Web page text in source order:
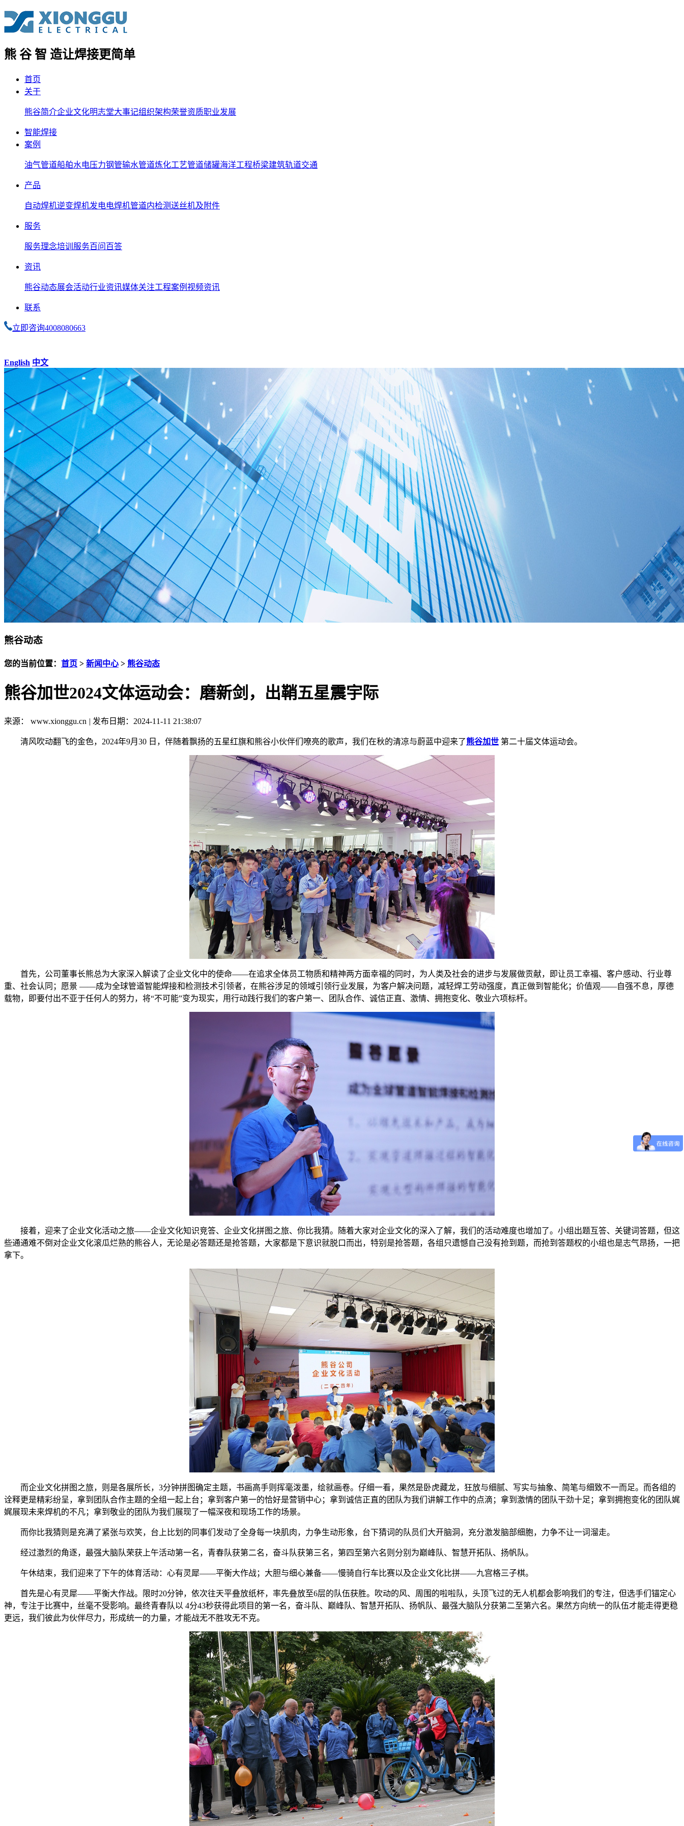
熊 谷 智 造让焊接更简单
首页
关于
熊谷简介企业文化明志堂大事记组织架构荣誉资质职业发展
智能焊接
案例
油气管道船舶水电压力钢管输水管道炼化工艺管道储罐海洋工程桥梁建筑轨道交通
产品
自动焊机逆变焊机发电电焊机管道内检测送丝机及附件
服务
服务理念培训服务百问百答
资讯
熊谷动态展会活动行业资讯媒体关注工程案例 视频资讯
联系
立即咨询4008080663
English 中文
熊谷动态
您的当前位置： 首页 > 新闻中心 > 熊谷动态
熊谷加世2024文体运动会：磨新剑，出鞘五星震宇际
来源： www.xionggu.cn | 发布日期：2024-11-11 21:38:07
清风吹动翻飞的金色，2024年9月30 日，伴随着飘扬的五星红旗和熊谷小伙伴们嘹亮的歌声，我们在秋的清凉与蔚蓝中迎来了熊谷加世 第二十届文体运动会。
首先，公司董事长熊总为大家深入解读了企业文化中的使命——在追求全体员工物质和精神两方面幸福的同时，为人类及社会的进步与发展做贡献，即让员工幸福、客户感动、行业尊
重、社会认同；愿景 ——成为全球管道智能焊接和检测技术引领者，在熊谷涉足的领域引领行业发展，为客户解决问题，减轻焊工劳动强度，真正做到智能化；价值观——自强不息，厚德
载物，即要付出不亚于任何人的努力，将“不可能”变为现实，用行动践行我们的客户第一、团队合作、诚信正直、激情、拥抱变化、敬业六项标杆。
接着，迎来了企业文化活动之旅——企业文化知识竞答、企业文化拼图之旅、你比我猜。随着大家对企业文化的深入了解，我们的活动难度也增加了。小组出题互答、关键词答题，但这
些通通难不倒对企业文化滚瓜烂熟的熊谷人，无论是必答题还是抢答题，大家都是下意识就脱口而出，特别是抢答题，各组只遗憾自己没有抢到题，而抢到答题权的小组也是志气昂扬，一把
拿下。
而企业文化拼图之旅，则是各展所长，3分钟拼图确定主题，书画高手则挥毫泼墨，绘就画卷。仔细一看，果然是卧虎藏龙，狂放与细腻、写实与抽象、简笔与细致不一而足。而各组的
诠释更是精彩纷呈，拿到团队合作主题的全组一起上台；拿到客户第一的恰好是营销中心；拿到诚信正直的团队为我们讲解工作中的点滴；拿到激情的团队干劲十足；拿到拥抱变化的团队娓
娓展现未来焊机的不凡；拿到敬业的团队为我们展现了一幅深夜和现场工作的场景。
而你比我猜则是充满了紧张与欢笑，台上比划的同事们发动了全身每一块肌肉，力争生动形象，台下猜词的队员们大开脑洞，充分激发脑部细胞，力争不让一词溜走。
经过激烈的角逐，最强大脑队荣获上午活动第一名，青春队获第二名，奋斗队获第三名，第四至第六名则分别为巅峰队、智慧开拓队、扬帆队。
午休结束，我们迎来了下午的体育活动：心有灵犀——平衡大作战；大胆与细心兼备——慢骑自行车比赛以及企业文化比拼——九宫格三子棋。
首先是心有灵犀——平衡大作战。限时20分钟，依次往天平叠放纸杯，率先叠放至6层的队伍获胜。吹动的风、周围的啦啦队，头顶飞过的无人机都会影响我们的专注，但选手们锚定心
神，专注于比赛中，丝毫不受影响。最终青春队以 4分43秒获得此项目的第一名，奋斗队、巅峰队、智慧开拓队、扬帆队、最强大脑队分获第二至第六名。果然方向统一的队伍才能走得更稳
更远，我们彼此为伙伴尽力，形成统一的力量，才能战无不胜攻无不克。